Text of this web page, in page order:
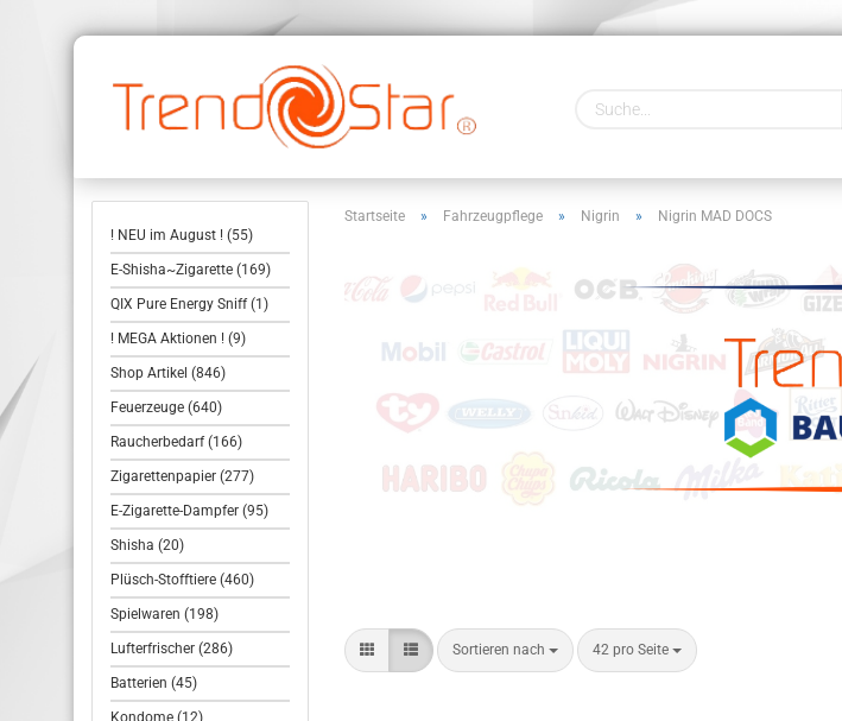
Startseite » Fahrzeugpflege » Nigrin » Nigrin MAD DOCS
Sortieren nach 42 pro Seite
! NEU im August ! (55)
E-Shisha~Zigarette (169)
QIX Pure Energy Sniff (1)
! MEGA Aktionen ! (9)
Shop Artikel (846)
Feuerzeuge (640)
Raucherbedarf (166)
Zigarettenpapier (277)
E-Zigarette-Dampfer (95)
Shisha (20)
Plüsch-Stofftiere (460)
Spielwaren (198)
Lufterfrischer (286)
Batterien (45)
Kondome (12)